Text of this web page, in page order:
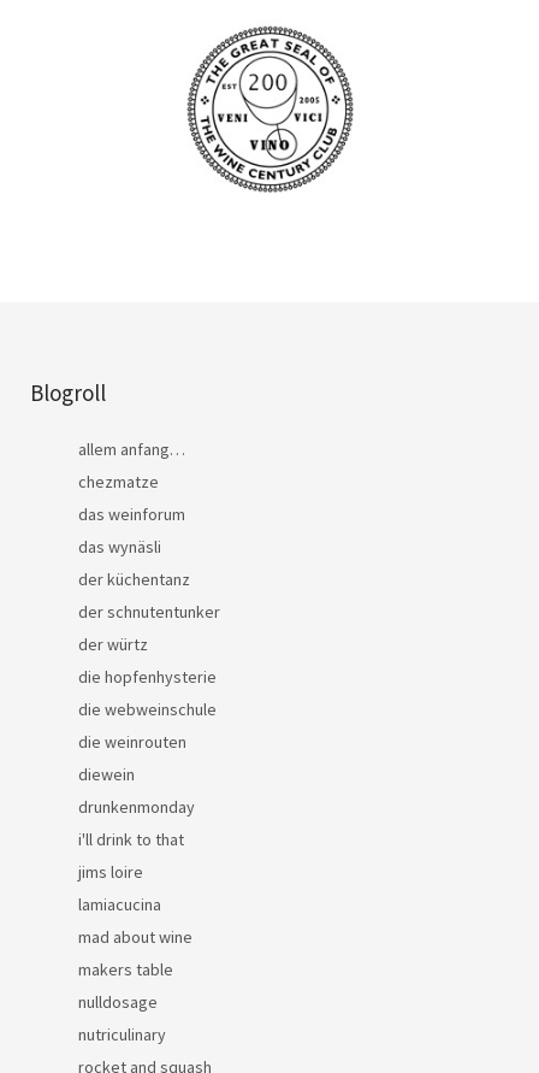
Blogroll
allem anfang…
chezmatze
das weinforum
das wynäsli
der küchentanz
der schnutentunker
der würtz
die hopfenhysterie
die webweinschule
die weinrouten
diewein
drunkenmonday
i'll drink to that
jims loire
lamiacucina
mad about wine
makers table
nulldosage
nutriculinary
rocket and squash